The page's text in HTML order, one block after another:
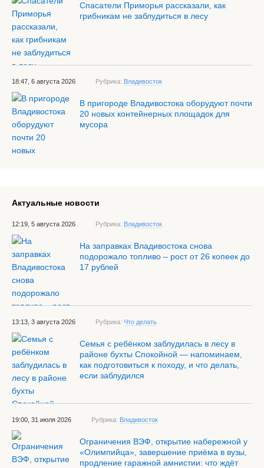
Спасатели Приморья рассказали, как
грибникам не заблудиться в лесу
18:47, 6 августа 2026 Рубрика: Владивосток
В пригороде Владивостока оборудуют почти
20 новых контейнерных площадок для
мусора
Актуальные новости
12:19, 5 августа 2026 Рубрика: Владивосток
На заправках Владивостока снова
подорожало топливо – рост от 26 копеек до
17 рублей
13:13, 3 августа 2026 Рубрика: Что делать
Семья с ребёнком заблудилась в лесу в
районе бухты Спокойной — напоминаем,
как подготовиться к походу, и что делать,
если заблудился
19:00, 31 июля 2026 Рубрика: Владивосток
Ограничения ВЭФ, открытие набережной у
«Олимпийца», завершение приёма в вузы,
продление гаражной амнистии: что ждёт